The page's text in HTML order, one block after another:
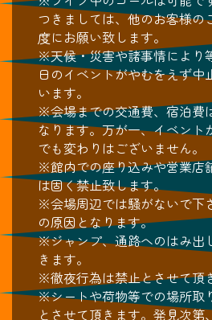
つきましては、他のお客様の
度にお願い致します。
※天候・災害や諸事情により
日のイベントがやむをえず中
います。
※会場までの交通費、宿泊費
なります。万が一、イベント
でも変わりはございません。
※館内での座り込みや営業店
は固く禁止致します。
※会場周辺では騒がないで下
の原因となります。
※ジャンプ、通路へのはみ出
きます。
※徹夜行為は禁止とさせて頂
※シートや荷物等での場所取
とさせて頂きます。発見次第